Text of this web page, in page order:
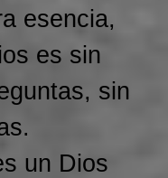
esencia,
es sin
sin
un Dios